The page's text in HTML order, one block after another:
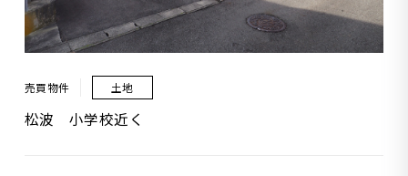
売買物件 土地
松波 小学校近く